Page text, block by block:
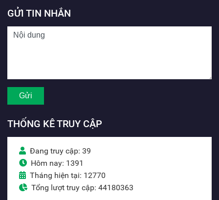
GỬI TIN NHẮN
THỐNG KÊ TRUY CẬP
Đang truy cập: 39
Hôm nay: 1391
Tháng hiện tại: 12770
Tổng lượt truy cập: 44180363